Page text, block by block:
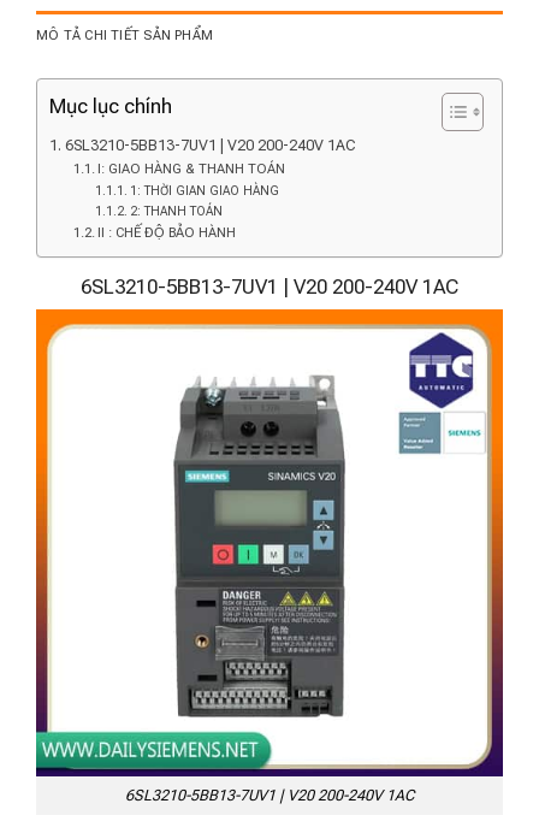
MÔ TẢ CHI TIẾT SẢN PHẨM
Mục lục chính
6SL3210-5BB13-7UV1 | V20 200-240V 1AC
I: GIAO HÀNG & THANH TOÁN
1: THỜI GIAN GIAO HÀNG
2: THANH TOÁN
II : CHẾ ĐỘ BẢO HÀNH
6SL3210-5BB13-7UV1 | V20 200-240V 1AC
6SL3210-5BB13-7UV1 | V20 200-240V 1AC